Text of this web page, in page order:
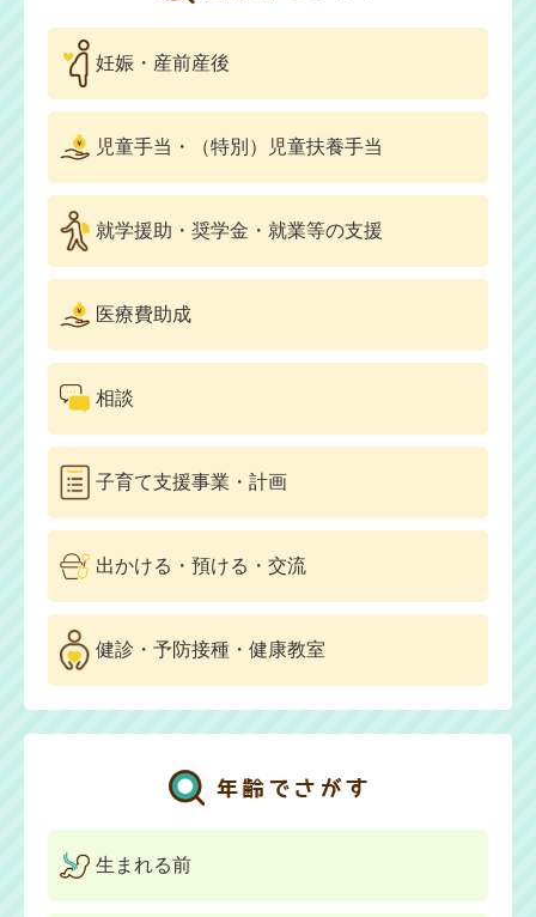
妊娠・産前産後
児童手当・ （特別）児童扶養手当
就学援助・奨学金・ 就業等の支援
医療費助成
相談
子育て支援事業・計画
出かける・預ける・ 交流
健診・予防接種・ 健康教室
生まれる前